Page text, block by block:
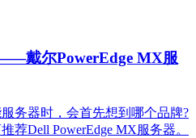
戴尔PowerEdge MX服
务器时，会首先想到哪个品牌?
荐Dell PowerEdge MX服务器。